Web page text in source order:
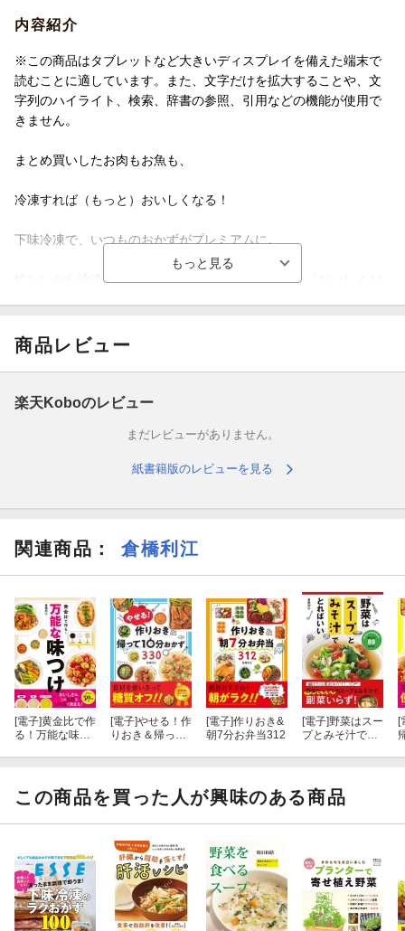
内容紹介
※この商品はタブレットなど大きいディスプレイを備えた端末で
読むことに適しています。また、文字だけを拡大することや、文
字列のハイライト、検索、辞書の参照、引用などの機能が使用で
きません。
まとめ買いしたお肉もお魚も、
冷凍すれば（もっと）おいしくなる！
下味冷凍で、いつものおかずがプレミアムに。
忙しいから冷凍する。それだけじゃもったいない！「おいしくな
おいしく変身します。豚肉や鶏肉はしっとりジューシーに、鮭や
かじきは臭みもなくふっくら、お買い得のステーキ肉もやわらか
てください。極上のメインおかず！「下味冷凍レシピ49」と、ご
「冷凍つくりおきレシピ33」。
商品レビュー
楽天Koboのレビュー
まだレビューがありません。
紙書籍版のレビューを見る
関連商品 ： 倉橋利江
[電子]黄金比で作
る！万能な味つ
[電子]やせる！作
りおき＆帰って
[電子]作りおき&
朝7分お弁当312
[電子]野菜はスー
プとみそ汁でと
[
この商品を買った人が興味のある商品